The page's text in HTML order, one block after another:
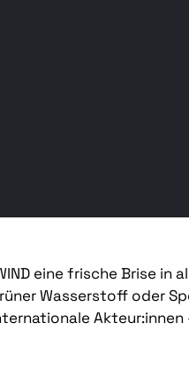
eine frische Brise
Wasserstoff oder